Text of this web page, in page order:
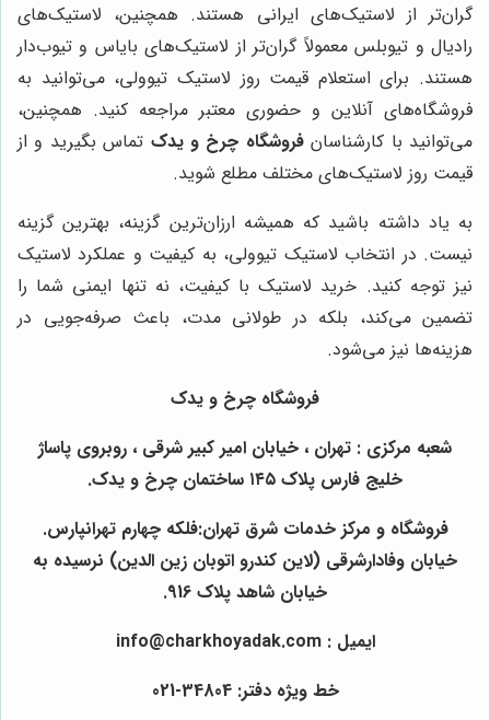
گران‌تر از لاستیک‌های ایرانی هستند. همچنین، لاستیک‌های
رادیال و تیوبلس معمولاً گران‌تر از لاستیک‌های بایاس و تیوب‌دار
هستند. برای استعلام قیمت روز لاستیک تیوولی، می‌توانید به
فروشگاه‌های آنلاین و حضوری معتبر مراجعه کنید. همچنین،
می‌توانید با کارشناسانفروشگاه چرخ و یدک تماس بگیرید و از
قیمت روز لاستیک‌های مختلف مطلع شوید.
به یاد داشته باشید که همیشه ارزان‌ترین گزینه، بهترین گزینه
نیست. در انتخاب لاستیک تیوولی، به کیفیت و عملکرد لاستیک
نیز توجه کنید. خرید لاستیک با کیفیت، نه تنها ایمنی شما را
تضمین می‌کند، بلکه در طولانی مدت، باعث صرفه‌جویی در
هزینه‌ها نیز می‌شود.
فروشگاه چرخ و یدک
شعبه مرکزی : تهران ، خیابان امیر کبیر شرقی ، روبروی پاساژ
خلیج فارس پلاک ۱۴۵ ساختمان چرخ و یدک.
فروشگاه و مرکز خدمات شرق تهران:فلکه چهارم تهرانپارس.
خیابان وفادارشرقی (لاین کندرو اتوبان زین الدین) نرسیده به
خیابان شاهد پلاک 916.
ایمیل : info@charkhoyadak.com
خط ویژه دفتر: 34804-021